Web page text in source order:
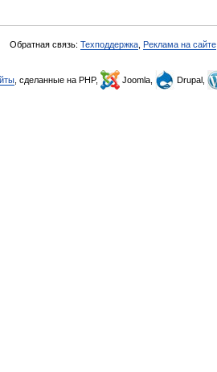
Обратная связь: Техподдержка Реклама на сайте
, сделанные на PHP, Joomla, Drupal,